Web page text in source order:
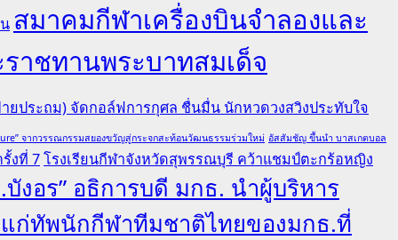
สมาคมกีฬาเครื่องบินจำลองและ
าชทานพระบาทสมเด็จ
ยประถม) จัดกอล์ฟการกุศล ชื่นมื่น นักหวดวงสวิงประทับใจ
จากวรรณกรรมสยองขวัญสู่กระจกสะท้อนวัฒนธรรมร่วมใหม่ อัสสัมชัญ ขึ้นนำ บาสเกตบอล
งที่ 7โรงเรียนกีฬาจังหวัดสุพรรณบุรี คว้าแชมป์ตะกร้อหญิง
บังอร” อธิการบดี มกธ. นำผู้บริหาร
แก่ทัพนักกีฬาทีมชาติไทยของมกธ.ที่